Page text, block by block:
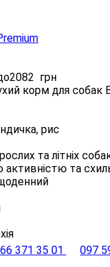
2082 грн
корм для собак
рис
та літніх
активністю та
371 35 01
097